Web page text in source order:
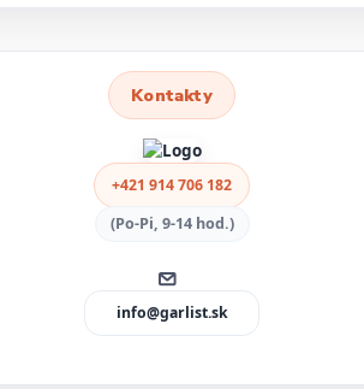
Kontakty
+421 914 706 182
(Po-Pi, 9-14 hod.)
info@garlist.sk